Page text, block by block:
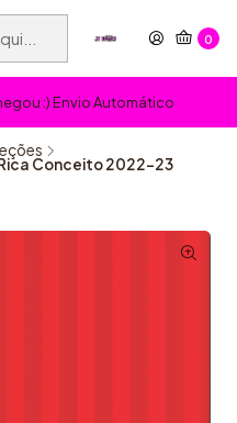
0
:) Envio Automático
Conceito 2022-23